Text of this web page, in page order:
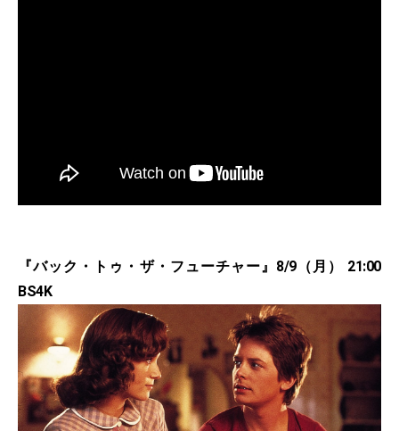
『バック・トゥ・ザ・フューチャー』8/9（月） 21:00
BS4K